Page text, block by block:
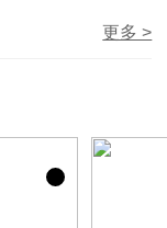
更多 >